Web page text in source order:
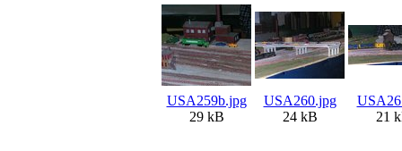
USA259b.jpg
29 kB
USA260.jpg
24 kB
21